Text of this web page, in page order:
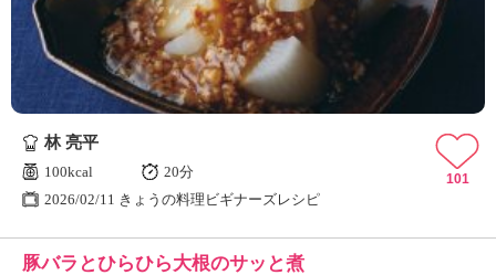
林 亮平
100kcal
20分
2026/02/11 きょうの料理ビギナーズレシピ
101
豚バラとひらひら大根のサッと煮